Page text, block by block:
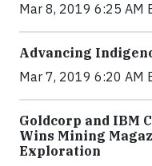
Mar 8, 2019 6:25 AM
Advancing
Mar 7, 2019 6:20 AM
Goldcorp and IBM
Wins Mining
Exploration